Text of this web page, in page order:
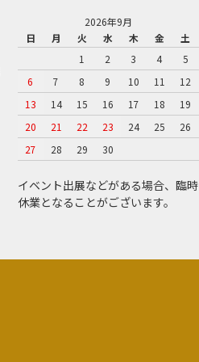
2026年9月
日
月 火 水 木 金
土
1
2 3 4
5
6
7 8 9 10 11
12
13
14 15 16 17 18
19
20
21 22 23 24 25
26
27
28 29 30
イベント出展などがある場合、臨時
休業となることがございます。